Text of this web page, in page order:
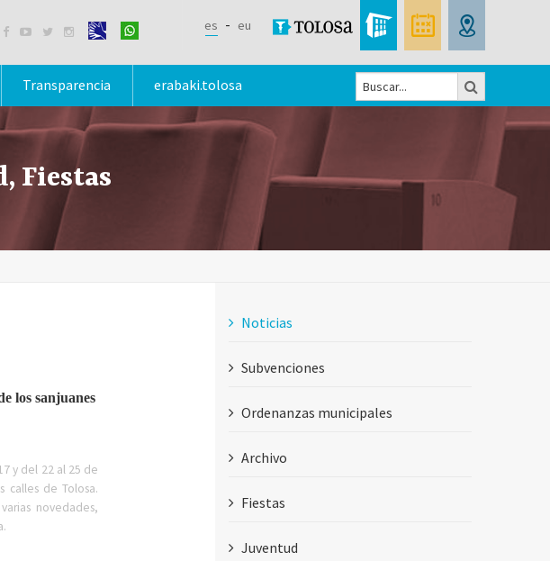
    es eu
Formulario
búsqueda
Transparencia erabaki.tolosa
Fiestas
los sanjuanes
y del 22 al 25 de
calles de Tolosa.
novedades,
Noticias
Subvenciones
Ordenanzas municipales
Archivo
Fiestas
Juventud